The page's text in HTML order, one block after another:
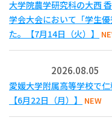
大学院農学研究科の大西
学会大会において「学生
た。【7月14日（火）】
2026.08.05
愛媛大学附属高等学校で
【6月22日（月）】
NEW